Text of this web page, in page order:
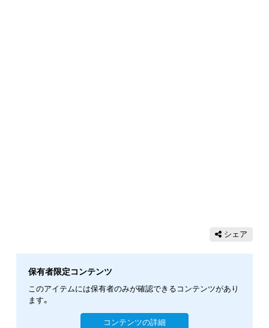
シェア
保有者限定コンテンツ
このアイテムには保有者のみが確認できるコンテンツがあり
ます。
コンテンツの詳細